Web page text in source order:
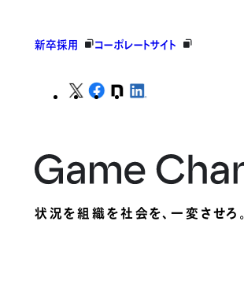
新卒採用 コーポレートサイト
状況を組織を社会を、一変させろ。